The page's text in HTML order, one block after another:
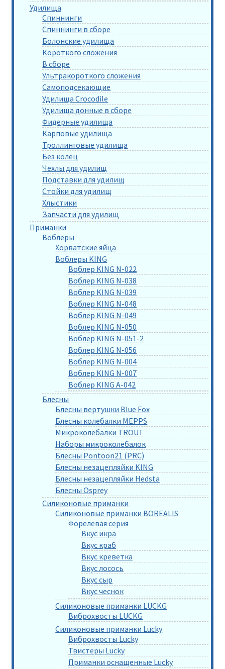
Удилища
Спиннинги
Спиннинги в сборе
Болонские удилища
Короткого сложения
В сборе
Ультракороткого сложения
Самоподсекающие
Удилища Crocodile
Удилища донные в сборе
Фидерные удилища
Карповые удилища
Троллинговые удилища
Без колец
Чехлы для удилищ
Подставки для удилищ
Стойки для удилищ
Хлыстики
Запчасти для удилищ
Приманки
Воблеры
Хорватские яйца
Воблеры KING
Воблер KING N-022
Воблер KING N-038
Воблер KING N-039
Воблер KING N-048
Воблер KING N-049
Воблер KING N-050
Воблер KING N-051-2
Воблер KING N-056
Воблер KING N-004
Воблер KING N-007
Воблер KING A-042
Блесны
Блесны вертушки Blue Fox
Блесны колебалки MEPPS
Микроколебалки TROUT
Наборы микроколебалок
Блесны Pontoon21 (PRC)
Блесны незацепляйки KING
Блесны незацепляйки Hedsta
Блесны Osprey
Силиконовые приманки
Силиконовые приманки BOREALIS
Форелевая серия
Вкус икра
Вкус краб
Вкус креветка
Вкус лосось
Вкус сыр
Вкус чеснок
Силиконовые приманки LUCKG
Виброхвосты LUCKG
Силиконовые приманки Lucky
Виброхвосты Lucky
Твистеры Lucky
Приманки оснащенные Lucky